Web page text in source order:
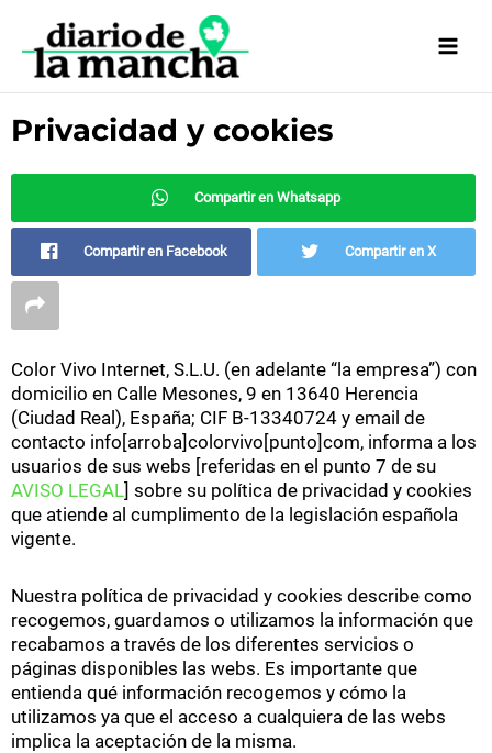
contenido
Privacidad y cookies
Compartir en Whatsapp
Compartir en Facebook Compartir en X
Color Vivo Internet, S.L.U. (en adelante “la empresa”) con
domicilio en Calle Mesones, 9 en 13640 Herencia
(Ciudad Real), España; CIF B-13340724 y email de
contacto info[arroba]colorvivo[punto]com, informa a los
usuarios de sus webs [referidas en el punto 7 de su
AVISO LEGAL] sobre su política de privacidad y cookies
que atiende al cumplimento de la legislación española
vigente.
Nuestra política de privacidad y cookies describe como
recogemos, guardamos o utilizamos la información que
recabamos a través de los diferentes servicios o
páginas disponibles las webs. Es importante que
entienda qué información recogemos y cómo la
utilizamos ya que el acceso a cualquiera de las webs
implica la aceptación de la misma.